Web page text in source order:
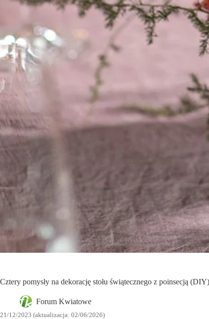
Cztery pomysły na dekorację stołu świątecznego z poinsecją (DIY)
Forum Kwiatowe
21/12/2023 (aktualizacja: 02/06/2026)